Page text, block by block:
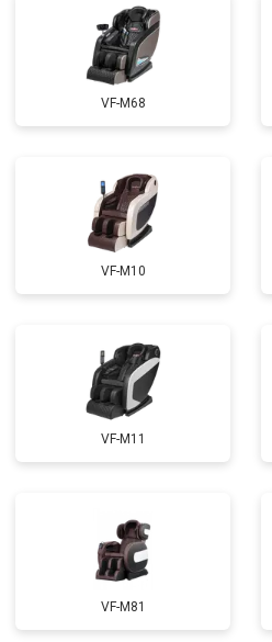
Замена сетевого трансформатора
Ремонт микро-лифта
VF-M68
VF-M10
VF-M11
VF-M81